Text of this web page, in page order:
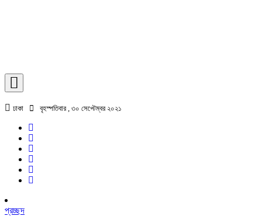
ঢাকা বৃহস্পতিবার , ৩০ সেপ্টেম্বর ২০২১
প্রচ্ছদ